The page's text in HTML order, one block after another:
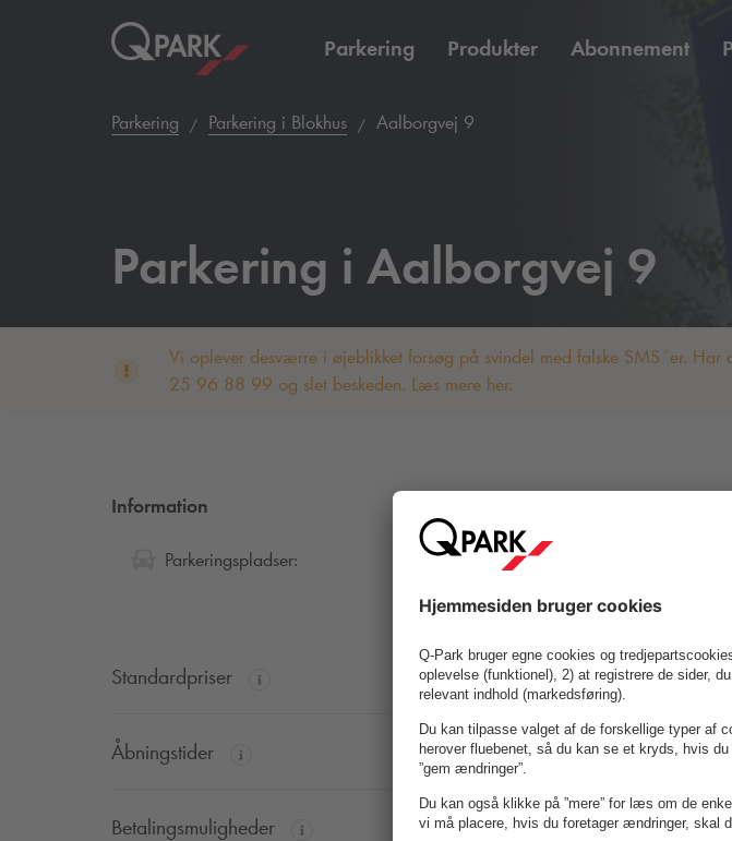
Parkering Produkter Abonnement
Parkering Parkering i Blokhus Aalborgvej 9
Parkering i Aalborgvej 9
Vi oplever desværre i øjeblikket forsøg på svindel med falske SMS´er.
25 96 88 99 og slet beskeden. Læs mere her.
Information
Parkeringspladser: 30
Standardpriser
Åbningstider
Betalingsmuligheder